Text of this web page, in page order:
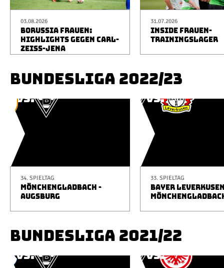
03.08.2026
BORUSSIA FRAUEN:
HIGHLIGHTS GEGEN CARL-
ZEISS-JENA
31.07.2026
INSIDE FRAUEN-
TRAININGSLAGER
BUNDESLIGA 2022/23
34. SPIELTAG
MÖNCHENGLADBACH -
AUGSBURG
33. SPIELTAG
BAYER
BUNDESLIGA 2021/22